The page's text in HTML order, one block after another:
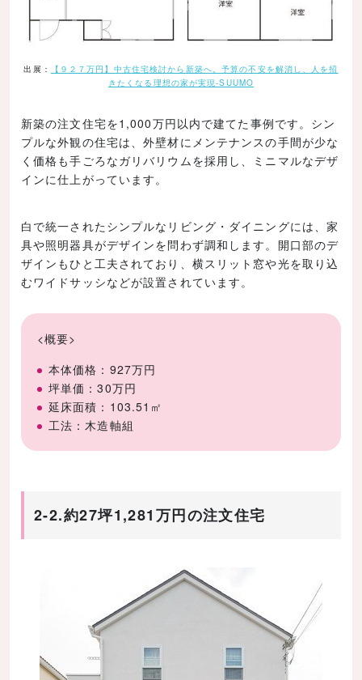
出展：
【９２７万円】中古住宅検討から新築へ。予算の不安を解消し、人を招
きたくなる理想の家が実現-SUUMO
新築の注文住宅を1,000万円以内で建てた事例です。シン
プルな外観の住宅は、外壁材にメンテナンスの手間が少な
く価格も手ごろなガリバリウムを採用し、ミニマルなデザ
インに仕上がっています。
白で統一されたシンプルなリビング・ダイニングには、家
具や照明器具がデザインを問わず調和します。開口部のデ
ザインもひと工夫されており、横スリット窓や光を取り込
むワイドサッシなどが設置されています。
<概要>
本体価格：927万円
坪単価：30万円
延床面積：103.51㎡
工法：木造軸組
2-2.約27坪1,281万円の注文住宅